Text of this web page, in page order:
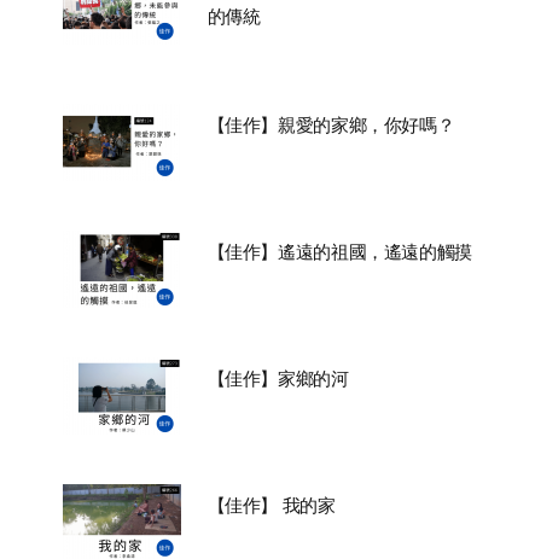
的傳統
【佳作】親愛的家鄉，你好嗎？
【佳作】遙遠的祖國，遙遠的觸摸
【佳作】家鄉的河
【佳作】 我的家